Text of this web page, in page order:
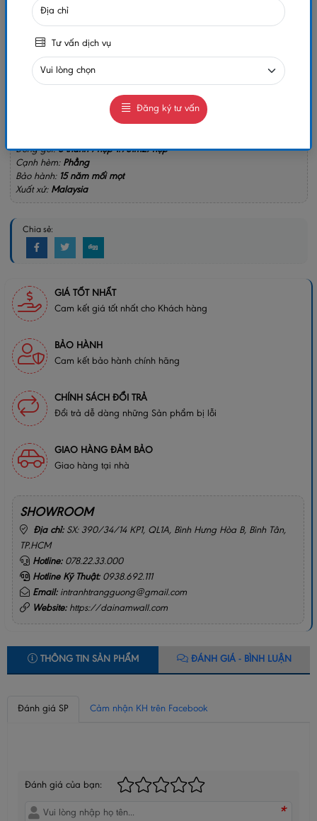
0984032156
GIAO HÀNG COD TOÀN QUỐC
Đóng gói:8 thanh /hộp 1.981m2/hộp
Cạnh hèm: Phẳng
Bảo hành: 15 năm mối mọt
Xuất xứ: Malaysia
Chia sẻ:
GIÁ TỐT NHẤT
Cam kết giá tốt nhất cho Khách hàng
BẢO HÀNH
Cam kết bảo hành chính hãng
CHÍNH SÁCH ĐỔI TRẢ
Đổi trả dễ dàng những Sản phẩm bị lỗi
GIAO HÀNG ĐẢM BẢO
Giao hàng tại nhà
SHOWROOM
Địa chỉ: SX: 390/34/14 KP1, QL1A, Bình Hưng Hòa B, Bình Tân,
TP.HCM
Hotline: 078.22.33.000
Hotline Kỹ Thuật: 0938.692.111
Email: intranhtrangguong@gmail.com
Website:https://dainamwall.com
THÔNG TIN SẢN PHẨM ĐÁNH GIÁ - BÌNH LUẬN
Đánh giá SP Cảm nhận KH trên Facebook
Đánh giá của bạn:
*
Tư vấn dịch vụ
Đăng ký tư vấn